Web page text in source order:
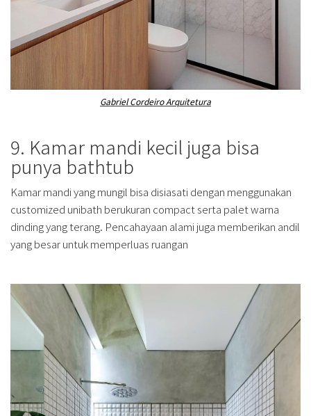
Gabriel Cordeiro Arquitetura
9. Kamar mandi kecil juga bisa
punya bathtub
Kamar mandi yang mungil bisa disiasati dengan menggunakan
customized unibath berukuran compact serta palet warna
dinding yang terang. Pencahayaan alami juga memberikan andil
yang besar untuk memperluas ruangan